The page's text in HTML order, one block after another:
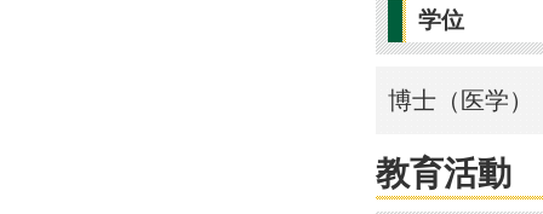
学位
博士（医学
教育活動